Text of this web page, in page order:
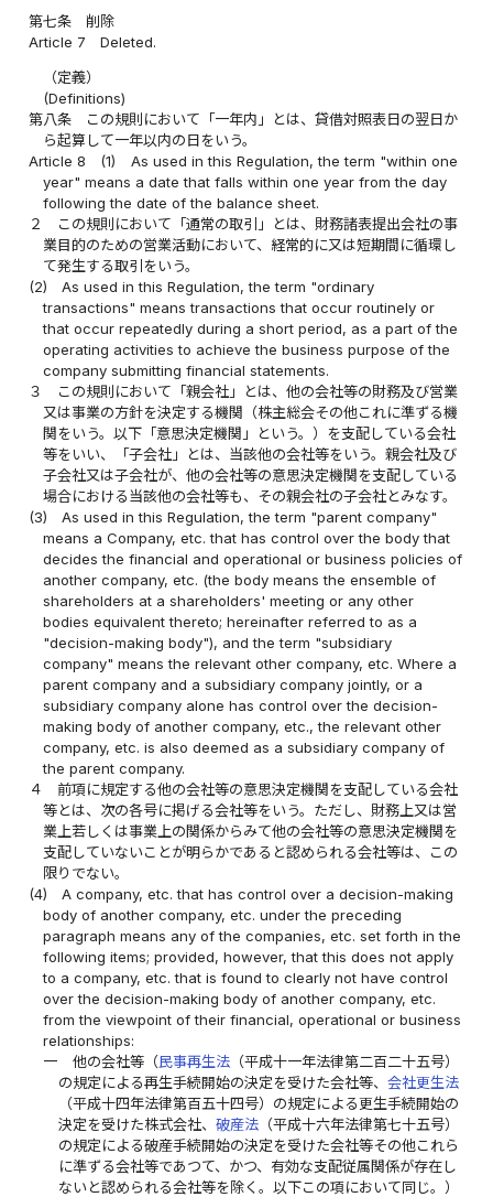
第七条
削除
Article 7
Deleted.
（定義）
(Definitions)
第八条
この規則において「一年内」とは、貸借対照表日の翌日か
ら起算して一年以内の日をいう。
Article 8
(1)
As used in this Regulation, the term "within one
year" means a date that falls within one year from the day
following the date of the balance sheet.
２
この規則において「通常の取引」とは、財務諸表提出会社の事
業目的のための営業活動において、経常的に又は短期間に循環し
て発生する取引をいう。
(2)
As used in this Regulation, the term "ordinary
transactions" means transactions that occur routinely or
that occur repeatedly during a short period, as a part of the
operating activities to achieve the business purpose of the
company submitting financial statements.
３
この規則において「親会社」とは、他の会社等の財務及び営業
又は事業の方針を決定する機関（株主総会その他これに準ずる機
関をいう。以下「意思決定機関」という。）を支配している会社
等をいい、「子会社」とは、当該他の会社等をいう。親会社及び
子会社又は子会社が、他の会社等の意思決定機関を支配している
場合における当該他の会社等も、その親会社の子会社とみなす。
(3)
As used in this Regulation, the term "parent company"
means a Company, etc. that has control over the body that
decides the financial and operational or business policies of
another company, etc. (the body means the ensemble of
shareholders at a shareholders' meeting or any other
bodies equivalent thereto; hereinafter referred to as a
"decision-making body"), and the term "subsidiary
company" means the relevant other company, etc. Where a
parent company and a subsidiary company jointly, or a
subsidiary company alone has control over the decision-
making body of another company, etc., the relevant other
company, etc. is also deemed as a subsidiary company of
the parent company.
４
前項に規定する他の会社等の意思決定機関を支配している会社
等とは、次の各号に掲げる会社等をいう。ただし、財務上又は営
業上若しくは事業上の関係からみて他の会社等の意思決定機関を
支配していないことが明らかであると認められる会社等は、この
限りでない。
(4)
A company, etc. that has control over a decision-making
body of another company, etc. under the preceding
paragraph means any of the companies, etc. set forth in the
following items; provided, however, that this does not apply
to a company, etc. that is found to clearly not have control
over the decision-making body of another company, etc.
from the viewpoint of their financial, operational or business
relationships:
一
他の会社等（民事再生法（平成十一年法律第二百二十五号）
の規定による再生手続開始の決定を受けた会社等、 会社更生法
（平成十四年法律第百五十四号）の規定による更生手続開始の
決定を受けた株式会社、 破産法（平成十六年法律第七十五号）
の規定による破産手続開始の決定を受けた会社等その他これら
に準ずる会社等であつて、かつ、有効な支配従属関係が存在し
ないと認められる会社等を除く。以下この項において同じ。）